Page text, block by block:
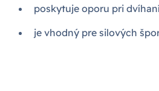
poskytuje oporu pri
je vhodný pre silových